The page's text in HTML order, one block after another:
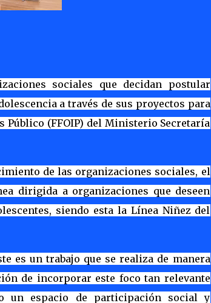
sociales que decidan postular
a través de sus proyectos para
Público (FFOIP) del Ministerio Secretaría
de las organizaciones sociales, el
dirigida a organizaciones que deseen
siendo esta la Línea Niñez del
es un trabajo que se realiza de manera
de incorporar este foco tan relevante
un espacio de participación social y